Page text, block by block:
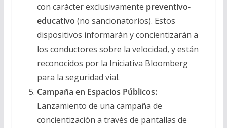
con carácter exclusivamente preventivo-
educativo (no sancionatorios). Estos
dispositivos informarán y concientizarán a
los conductores sobre la velocidad, y están
reconocidos por la Iniciativa Bloomberg
para la seguridad vial.
Campaña en Espacios Públicos:
Lanzamiento de una campaña de
concientización a través de pantallas de